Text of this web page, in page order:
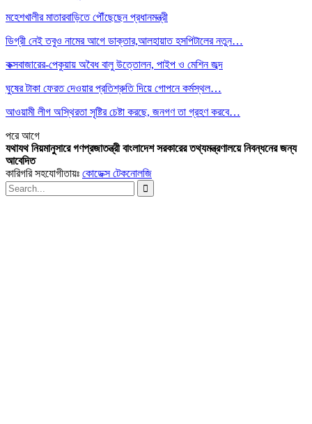
মহেশখালীর মাতারবাড়িতে পৌঁছেছেন প্রধানমন্ত্রী
ডিগ্রী নেই তবুও নামের আগে ডাক্তার,আলহায়াত হসপিটালের নতুন…
কক্সবাজারের-পেকুয়ায় অবৈধ বালু উত্তোলন, পাইপ ও মেশিন জব্দ
ঘুষের টাকা ফেরত দেওয়ার প্রতিশ্রুতি দিয়ে গোপনে কর্মস্থল…
আওয়ামী লীগ অস্থিরতা সৃষ্টির চেষ্টা করছে, জনগণ তা গ্রহণ করবে…
পরেআগে
যথাযথ নিয়মানুসারে গণপ্রজাতন্ত্রী বাংলাদেশ সরকারের তথ্যমন্ত্রণালয়ে নিবন্ধনের জন্য
আবেদিত
কারিগরি সহযোগীতায়ঃ কোডেক্স টেকনোলজি